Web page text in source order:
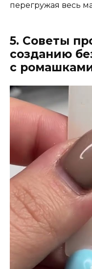
перегружая весь
5. Советы
созданию
с